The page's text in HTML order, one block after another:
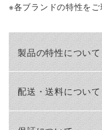
※各ブランドの特性をご
製品の特性について
配送・送料について